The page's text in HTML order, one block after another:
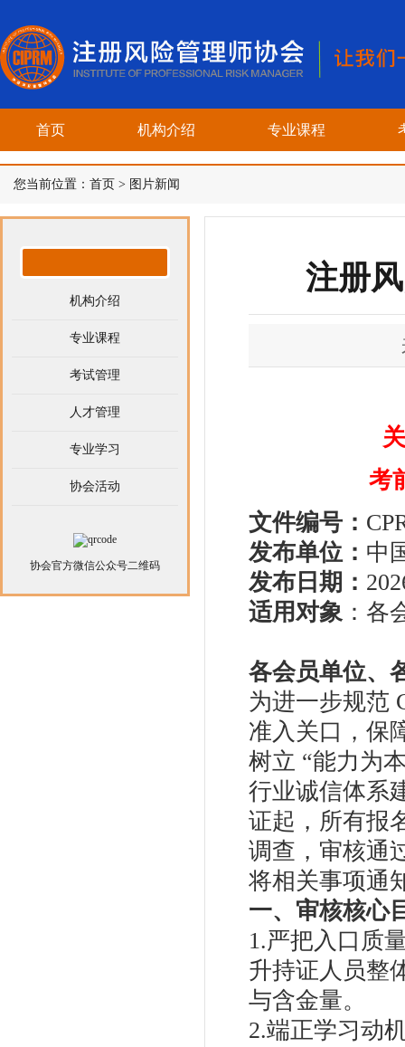
首页 机构介绍 专业课程
您当前位置： 首页 > 图片新闻
注册
考
文件编号：
发布单位： 中
发布日期：
适用对象：各
各会员单位、
为进一步规范
准入关口，保
树立 “能力为
行业诚信体系
证起，所有报
调查，审核通
将相关事项通
一、审核核心
1.严把入口质
升持证人员整
与含金量。
2.端正学习动
机构介绍
专业课程
考试管理
人才管理
专业学习
协会活动
协会官方微信公众号二维码